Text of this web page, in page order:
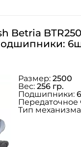
BTR2500R /
Размер: 2500
Вес: 256 гр.
Подшипники:
Передаточное
Тип